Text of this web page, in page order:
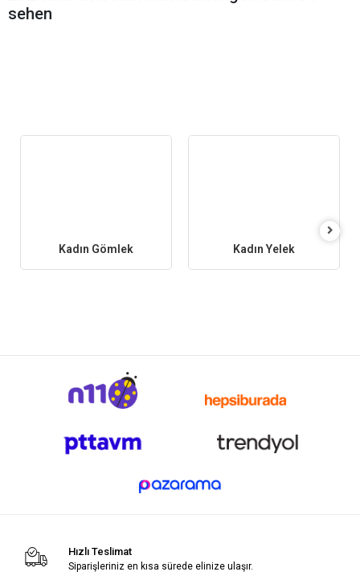
sehen
Kadın Gömlek Kadın Yelek
Hızlı Teslimat
Siparişleriniz en kısa sürede elinize ulaşır.